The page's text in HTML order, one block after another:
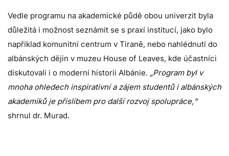
Vedle programu na akademické půdě obou univerzit byla
důležitá i možnost seznámit se s praxí institucí, jako bylo
například komunitní centrum v Tiraně, nebo nahlédnutí do
albánských dějin v muzeu House of Leaves, kde účastníci
diskutovali i o moderní historii Albánie. „Program byl v
mnoha ohledech inspirativní a zájem studentů i albánských
akademiků je příslibem pro další rozvoj spolupráce,“
shrnul dr. Murad.